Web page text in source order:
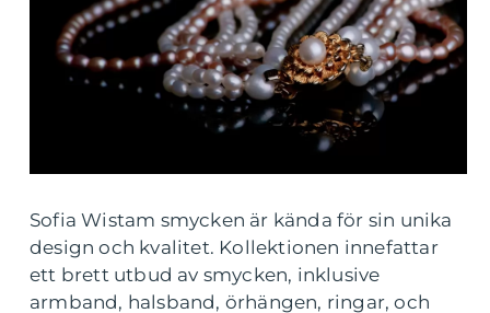
Sofia Wistam smycken är kända för sin unika
design och kvalitet. Kollektionen innefattar
ett brett utbud av smycken, inklusive
armband, halsband, örhängen, ringar, och